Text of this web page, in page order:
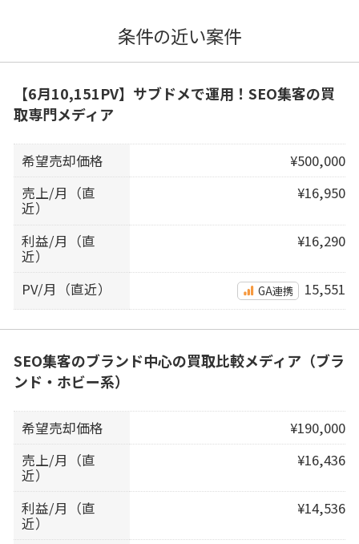
条件の近い案件
【6月10,151PV】サブドメで運用！SEO集客の買
取専門メディア
希望売却価格
¥500,000
売上/月（直
近）
¥16,950
利益/月（直
近）
¥16,290
PV/月（直近） GA連携 15,551
SEO集客のブランド中心の買取比較メディア（ブラ
ンド・ホビー系）
希望売却価格
¥190,000
売上/月（直
近）
¥16,436
利益/月（直
近）
¥14,536